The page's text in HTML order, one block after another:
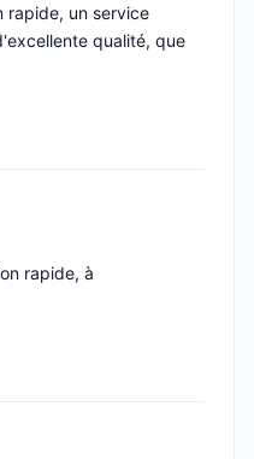
rapide, un service
qualité, que
rapide, à